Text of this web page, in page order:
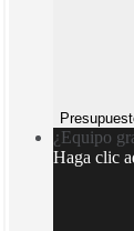
¿Equipo
Haga clic